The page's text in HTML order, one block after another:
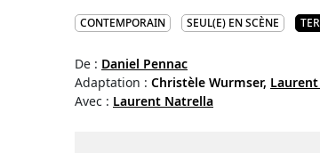
CONTEMPORAIN SEUL(E) EN SCÈNE
De : Daniel Pennac
Adaptation : Christèle Wurmser,
Avec : Laurent Natrella